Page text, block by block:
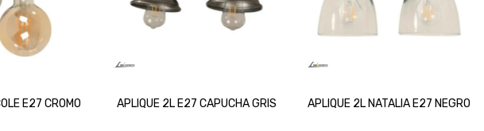
E27 CROMO APLIQUE 2L E27 CAPUCHA GRIS APLIQUE 2L NATALIA E27 NEGRO